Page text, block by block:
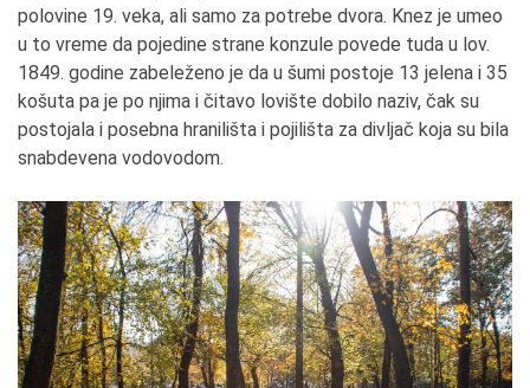
polovine 19. veka, ali samo za potrebe dvora. Knez je umeo
u to vreme da pojedine strane konzule povede tuda u lov.
1849. godine zabeleženo je da u šumi postoje 13 jelena i 35
košuta pa je po njima i čitavo lovište dobilo naziv, čak su
postojala i posebna hranilišta i pojilišta za divljač koja su bila
snabdevena vodovodom.